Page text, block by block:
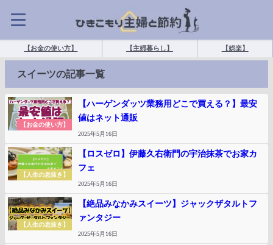
【お金の使い方】 【主婦暮らし】 【娯楽】
スイーツの記事一覧
【お金の使い方】
【ハーゲンダッツ業務用どこで買える？】最安
値はネット通販
2025年5月16日
【人生の息抜き】
【ロスゼロ】伊藤久右衛門の宇治抹茶でお家カ
フェ
2025年5月16日
【人生の息抜き】
【絶品みなかみスイーツ】ジャックザタルトフ
ァンタジー
2025年5月16日